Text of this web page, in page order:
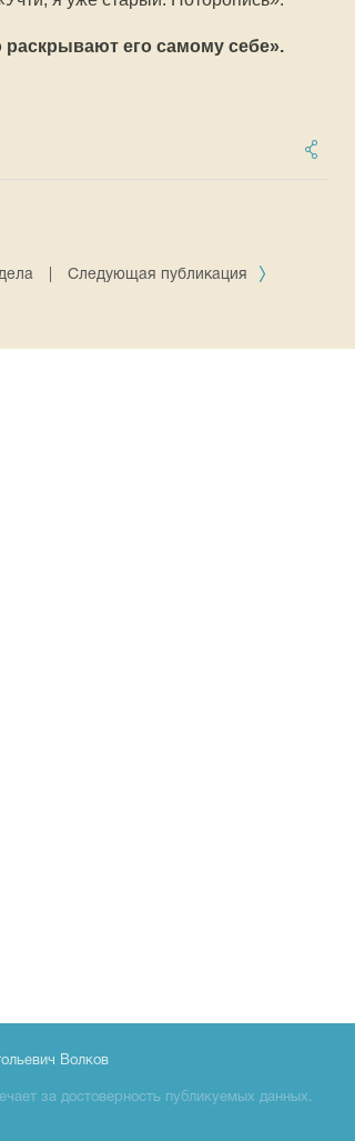
раскрывают его самому себе».
Следующая публикация
Волков
за достоверность публикуемых данных.